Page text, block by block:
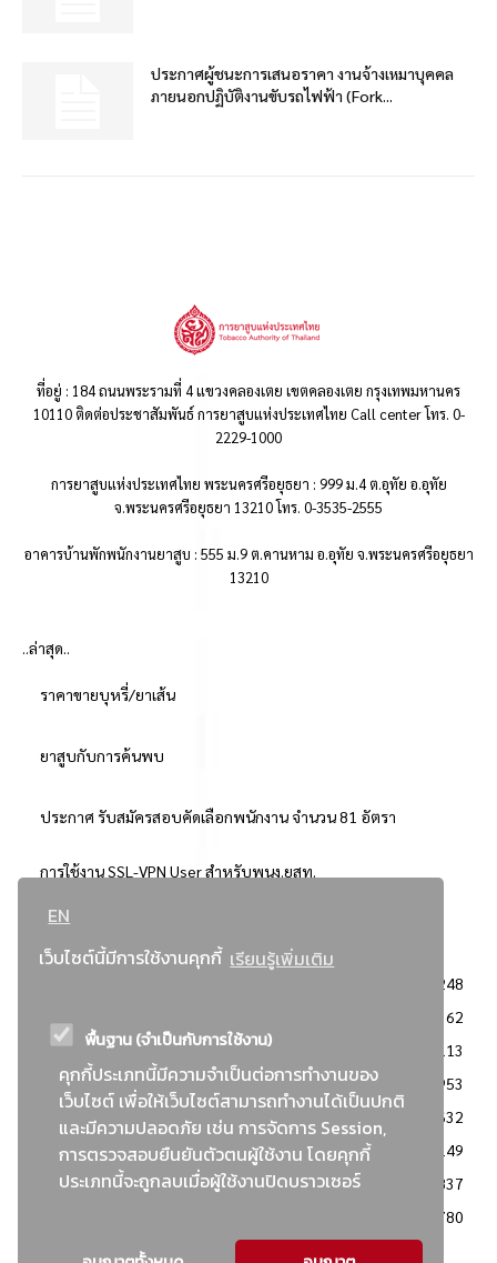
EN
เว็บไซต์นี้มีการใช้งานคุกกี้ เรียนรู้เพิ่มเติม
พื้นฐาน (จำเป็นกับการใช้งาน)
คุกกี้ประเภทนี้มีความจำเป็นต่อการทำงานของ
เว็บไซต์ เพื่อให้เว็บไซต์สามารถทำงานได้เป็นปกติ
และมีความปลอดภัย เช่น การจัดการ Session,
การตรวจสอบยืนยันตัวตนผู้ใช้งาน โดยคุกกี้
ประเภทนี้จะถูกลบเมื่อผู้ใช้งานปิดบราวเซอร์
ประกาศผู้ชนะการเสนอราคา งานจ้างเหมาบุคคล
ภายนอกปฏิบัติงานขับรถไฟฟ้า (Fork...
ที่อยู่ : 184 ถนนพระรามที่ 4 แขวงคลองเตย เขตคลองเตย กรุงเทพมหานคร
10110 ติดต่อประชาสัมพันธ์ การยาสูบแห่งประเทศไทย Call center โทร. 0-
2229-1000
การยาสูบแห่งประเทศไทย พระนครศรีอยุธยา : 999 ม.4 ต.อุทัย อ.อุทัย
จ.พระนครศรีอยุธยา 13210 โทร. 0-3535-2555
อาคารบ้านพักพนักงานยาสูบ : 555 ม.9 ต.คานหาม อ.อุทัย จ.พระนครศรีอยุธยา
13210
..ล่าสุด..
ราคาขายบุหรี่/ยาเส้น
ยาสูบกับการค้นพบ
ประกาศ รับสมัครสอบคัดเลือกพนักงาน จำนวน 81 อัตรา
การใช้งาน SSL-VPN User สำหรับพนง.ยสท.
..ยอดนิยม..
3248
2362
: วิธีเฉพาะเจาะจง
2113
ข่าวสาร/ประกาศ
1953
: เอกสารส่งเสริมความโปร่งใสในการจัดซื้อจัดจ้าง
1632
ข่าวสารจัดซื้อจัดจ้าง
1149
: แผนการจัดซื้อจัดจ้าง
837
780